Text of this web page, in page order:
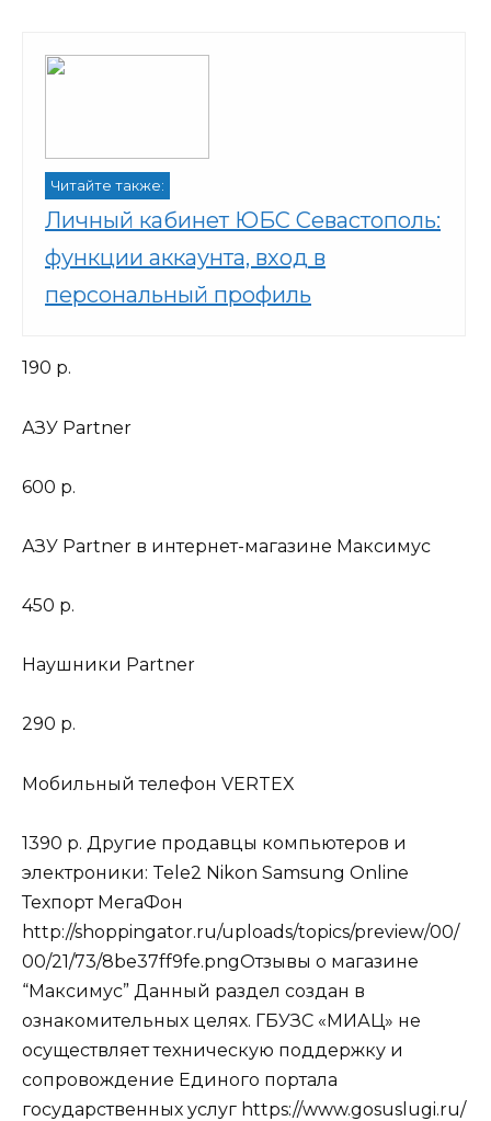
Читайте также:
Личный кабинет ЮБС Севастополь:
функции аккаунта, вход в
персональный профиль
190 р.
АЗУ Partner
600 р.
АЗУ Partner в интернет-магазине Максимус
450 р.
Наушники Partner
290 р.
Мобильный телефон VERTEX
1390 р. Другие продавцы компьютеров и
электроники: Tele2 Nikon Samsung Online
Техпорт МегаФон
http://shoppingator.ru/uploads/topics/preview/00/
00/21/73/8be37ff9fe.pngОтзывы о магазине
“Максимус” Данный раздел создан в
ознакомительных целях. ГБУЗС «МИАЦ» не
осуществляет техническую поддержку и
сопровождение Единого портала
государственных услуг https://www.gosuslugi.ru/